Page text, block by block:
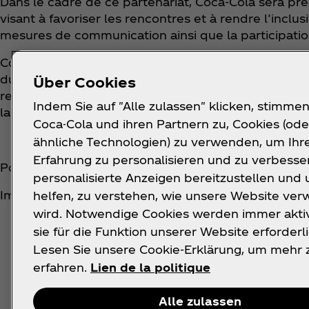
visant à favoriser les rencontres et à rendre
mesures de communication ainsi que la
Coca‑Cola s’inscrit ainsi dans la continuité de
du mouvement en 1968 et a été reconduit en
renforce cet engagement en Suisse de manière
laquelle chacun peut participer activement à la vie
Pour plus d'informations :https://www.coca-
Images en haute résolution disponibles via :
Über Cookies
Indem Sie auf "Alle zulassen" klicken,
Coca-Cola und ihren Partnern zu, Cookies
ähnliche Technologien) zu verwenden, um
Erfahrung zu personalisieren und zu
personalisierte Anzeigen bereitzustellen und
helfen, zu verstehen, wie unsere Website
wird. Notwendige Cookies werden immer
sie für die Funktion unserer Website
Lesen Sie unsere Cookie-Erklärung, um mehr
erfahren. Lien de la politique
Alle zulassen